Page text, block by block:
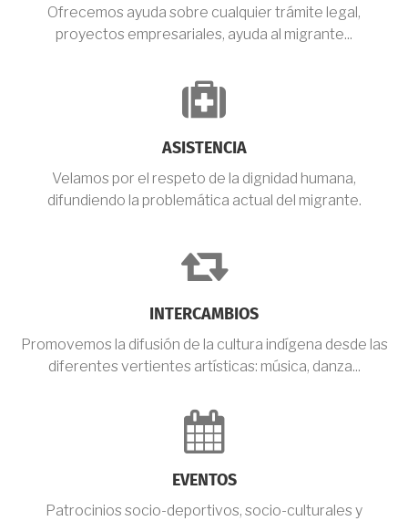
Ofrecemos ayuda sobre cualquier trámite legal,
proyectos empresariales, ayuda al migrante...
fa-
medkit
ASISTENCIA
Velamos por el respeto de la dignidad humana,
difundiendo la problemática actual del migrante.
fa-
retweet
INTERCAMBIOS
Promovemos la difusión de la cultura indígena desde las
diferentes vertientes artísticas: música, danza...
fa-
calendar
EVENTOS
Patrocinios socio-deportivos, socio-culturales y